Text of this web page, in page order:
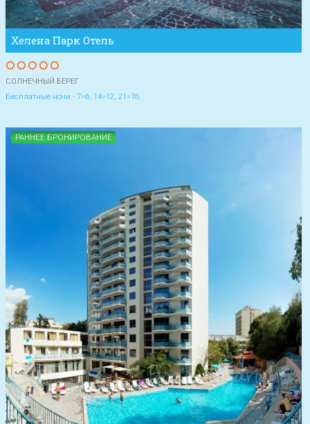
Хелена Парк Отель
СОЛНЕЧНЫЙ БЕРЕГ
Бесплатные ночи - 7=6, 14=12, 21=18.
РАННЕЕ БРОНИРОВАНИЕ